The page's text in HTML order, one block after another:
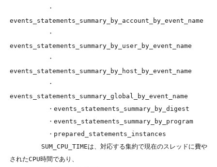
・
events_statements_summary_by_account_by_event_name
・
events_statements_summary_by_user_by_event_name
・
events_statements_summary_by_host_by_event_name
・
events_statements_summary_global_by_event_name
・events_statements_summary_by_digest
・events_statements_summary_by_program
・prepared_statements_instances
SUM_CPU_TIMEは、対応する集約で現在のスレッドに費や
されたCPU時間であり、